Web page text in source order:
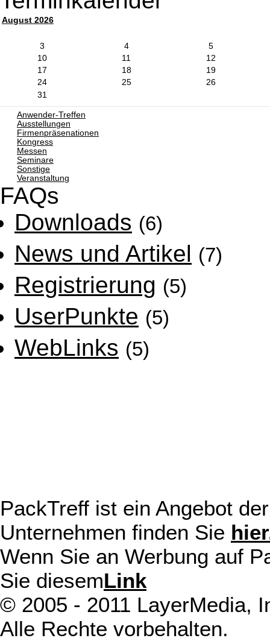
August 2026
3 4
5
10
11
12
17
18
19
24
25
26
31
Anwender-Treffen
Ausstellungen
Firmenpräsenationen
Kongress
Messen
Seminare
Sonstige
Veranstaltung
FAQs
Downloads (6)
News und Artikel (7)
Registrierung (5)
UserPunkte (5)
WebLinks (5)
PackTreff ist ein Angebot
Unternehmen finden Sie
Wenn Sie an Werbung auf
Sie diesemLink
© 2005 - 2011 LayerMedia,
Alle Rechte vorbehalten.